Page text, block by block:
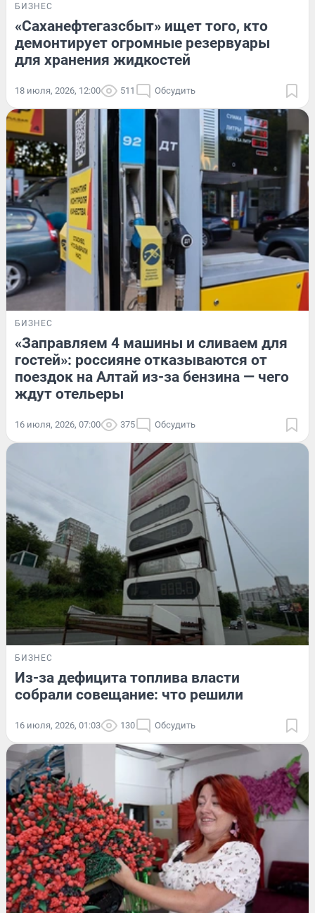
БИЗНЕС
«Саханефтегазсбыт» ищет того, кто
демонтирует огромные резервуары
для хранения жидкостей
18 июля, 2026, 12:00 511 Обсудить
БИЗНЕС
«Заправляем 4 машины и сливаем для
гостей»: россияне отказываются от
поездок на Алтай из-за бензина — чего
ждут отельеры
16 июля, 2026, 07:00 375 Обсудить
БИЗНЕС
Из-за дефицита топлива власти
собрали совещание: что решили
16 июля, 2026, 01:03 130 Обсудить